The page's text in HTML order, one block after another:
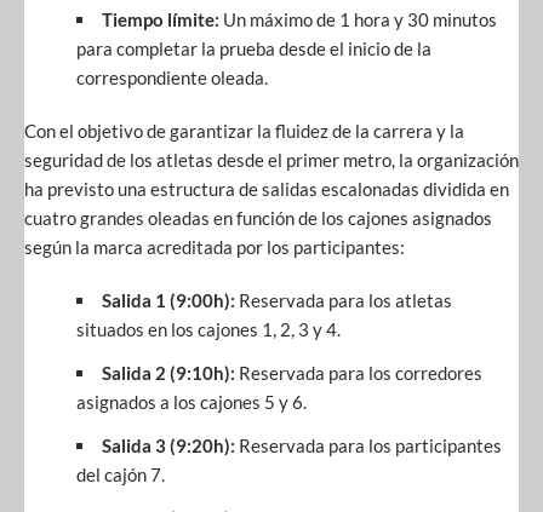
Tiempo límite: Un máximo de 1 hora y 30 minutos
para completar la prueba desde el inicio de la
correspondiente oleada.
Con el objetivo de garantizar la fluidez de la carrera y la
seguridad de los atletas desde el primer metro, la organización
ha previsto una estructura de salidas escalonadas dividida en
cuatro grandes oleadas en función de los cajones asignados
según la marca acreditada por los participantes:
Salida 1 (9:00h): Reservada para los atletas
situados en los cajones 1, 2, 3 y 4.
Salida 2 (9:10h): Reservada para los corredores
asignados a los cajones 5 y 6.
Salida 3 (9:20h): Reservada para los participantes
del cajón 7.